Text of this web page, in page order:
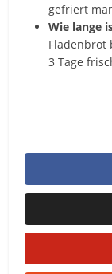
gefriert
Wie lange
Fladenbrot
3 Tage